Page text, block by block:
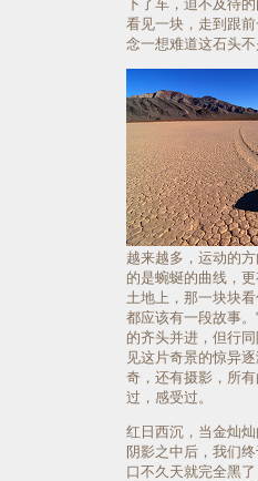
下了车，迫不及待
看见一块，走到跟
念一想难道这石头
越来越多，运动的
的是蜿蜒的曲线，
土地上，那一块块
都应该有一段故事
的齐头并进，但行
见这片奇景的惊异
奇，还有摄影，所
过，感受过。
红日西沉，当金灿灿
阴影之中后，我们
口不久天就完全黑